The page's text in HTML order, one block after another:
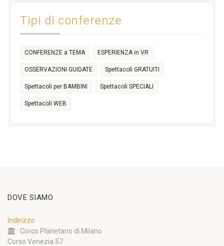
17:30
Tipi di conferenze
CONFERENZE a TEMA ESPERIENZA in VR
OSSERVAZIONI GUIDATE Spettacoli GRATUITI
Spettacoli per BAMBINI Spettacoli SPECIALI
Spettacoli WEB
DOVE SIAMO
Indirizzo
Civico Planetario di Milano
Corso Venezia 57